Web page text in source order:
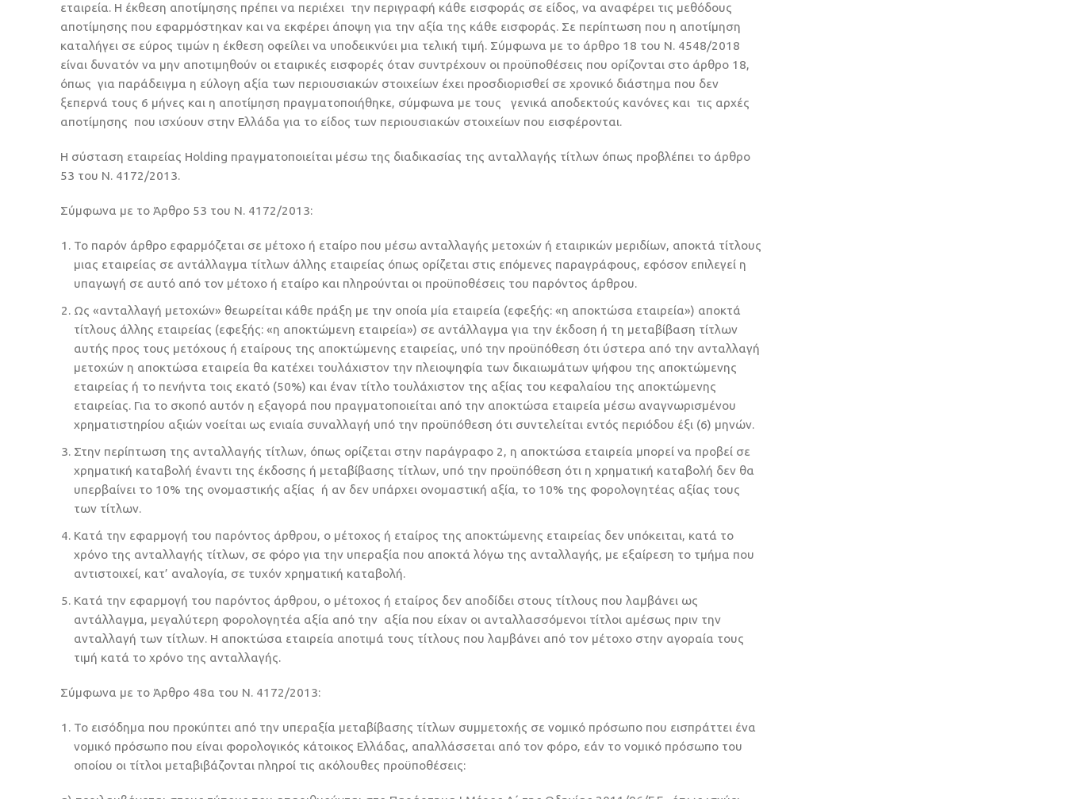
εταιρεία. Η έκθεση αποτίμησης πρέπει να περιέχει την περιγραφή κάθε εισφοράς σε είδος, να αναφέρει τις μεθόδους
αποτίμησης που εφαρμόστηκαν και να εκφέρει άποψη για την αξία της κάθε εισφοράς. Σε περίπτωση που η αποτίμηση
καταλήγει σε εύρος τιμών η έκθεση οφείλει να υποδεικνύει μια τελική τιμή. Σύμφωνα με το άρθρο 18 του Ν. 4548/2018
είναι δυνατόν να μην αποτιμηθούν οι εταιρικές εισφορές όταν συντρέχουν οι προϋποθέσεις που ορίζονται στο άρθρο 18,
όπως για παράδειγμα η εύλογη αξία των περιουσιακών στοιχείων έχει προσδιορισθεί σε χρονικό διάστημα που δεν
ξεπερνά τους 6 μήνες και η αποτίμηση πραγματοποιήθηκε, σύμφωνα με τους γενικά αποδεκτούς κανόνες και τις αρχές
αποτίμησης που ισχύουν στην Ελλάδα για το είδος των περιουσιακών στοιχείων που εισφέρονται.
Η σύσταση εταιρείας Holding πραγματοποιείται μέσω της διαδικασίας της ανταλλαγής τίτλων όπως προβλέπει το άρθρο
53 του Ν. 4172/2013.
Σύμφωνα με το Άρθρο 53 του Ν. 4172/2013:
Το παρόν άρθρο εφαρμόζεται σε μέτοχο ή εταίρο που μέσω ανταλλαγής μετοχών ή εταιρικών μεριδίων, αποκτά τίτλους
μιας εταιρείας σε αντάλλαγμα τίτλων άλλης εταιρείας όπως ορίζεται στις επόμενες παραγράφους, εφόσον επιλεγεί η
υπαγωγή σε αυτό από τον μέτοχο ή εταίρο και πληρούνται οι προϋποθέσεις του παρόντος άρθρου.
Ως «ανταλλαγή μετοχών» θεωρείται κάθε πράξη με την οποία μία εταιρεία (εφεξής: «η αποκτώσα εταιρεία») αποκτά
τίτλους άλλης εταιρείας (εφεξής: «η αποκτώμενη εταιρεία») σε αντάλλαγμα για την έκδοση ή τη μεταβίβαση τίτλων
αυτής προς τους μετόχους ή εταίρους της αποκτώμενης εταιρείας, υπό την προϋπόθεση ότι ύστερα από την ανταλλαγή
μετοχών η αποκτώσα εταιρεία θα κατέχει τουλάχιστον την πλειοψηφία των δικαιωμάτων ψήφου της αποκτώμενης
εταιρείας ή το πενήντα τοις εκατό (50%) και έναν τίτλο τουλάχιστον της αξίας του κεφαλαίου της αποκτώμενης
εταιρείας. Για το σκοπό αυτόν η εξαγορά που πραγματοποιείται από την αποκτώσα εταιρεία μέσω αναγνωρισμένου
χρηματιστηρίου αξιών νοείται ως ενιαία συναλλαγή υπό την προϋπόθεση ότι συντελείται εντός περιόδου έξι (6) μηνών.
Στην περίπτωση της ανταλλαγής τίτλων, όπως ορίζεται στην παράγραφο 2, η αποκτώσα εταιρεία μπορεί να προβεί σε
χρηματική καταβολή έναντι της έκδοσης ή μεταβίβασης τίτλων, υπό την προϋπόθεση ότι η χρηματική καταβολή δεν θα
υπερβαίνει το 10% της ονομαστικής αξίας ή αν δεν υπάρχει ονομαστική αξία, το 10% της φορολογητέας αξίας τους
των τίτλων.
Κατά την εφαρμογή του παρόντος άρθρου, ο μέτοχος ή εταίρος της αποκτώμενης εταιρείας δεν υπόκειται, κατά το
χρόνο της ανταλλαγής τίτλων, σε φόρο για την υπεραξία που αποκτά λόγω της ανταλλαγής, με εξαίρεση το τμήμα που
αντιστοιχεί, κατ’ αναλογία, σε τυχόν χρηματική καταβολή.
Κατά την εφαρμογή του παρόντος άρθρου, ο μέτοχος ή εταίρος δεν αποδίδει στους τίτλους που λαμβάνει ως
αντάλλαγμα, μεγαλύτερη φορολογητέα αξία από την αξία που είχαν οι ανταλλασσόμενοι τίτλοι αμέσως πριν την
ανταλλαγή των τίτλων. Η αποκτώσα εταιρεία αποτιμά τους τίτλους που λαμβάνει από τον μέτοχο στην αγοραία τους
τιμή κατά το χρόνο της ανταλλαγής.
Σύμφωνα με το Άρθρο 48α του Ν. 4172/2013:
Το εισόδημα που προκύπτει από την υπεραξία μεταβίβασης τίτλων συμμετοχής σε νομικό πρόσωπο που εισπράττει ένα
νομικό πρόσωπο που είναι φορολογικός κάτοικος Ελλάδας, απαλλάσσεται από τον φόρο, εάν το νομικό πρόσωπο του
οποίου οι τίτλοι μεταβιβάζονται πληροί τις ακόλουθες προϋποθέσεις: